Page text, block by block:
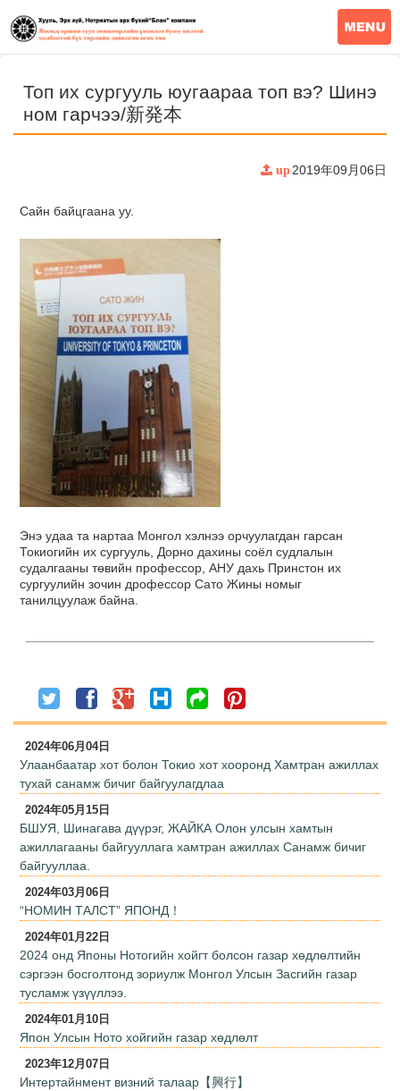
Топ их сургууль юугаараа топ вэ? Шинэ
ном гарчээ/新発本
up 2019年09月06日
Сайн байцгаана уу.
Энэ удаа та нартаа Монгол хэлнээ орчуулагдан гарсан
Токиогийн их сургууль, Дорно дахины соёл судлалын
судалгааны төвийн профессор, АНУ дахь Принстон их
сургуулийн зочин дрофессор Сато Жины номыг
танилцуулаж байна.
2024年06月04日
Улаанбаатар хот болон Токио хот хооронд Хамтран ажиллах
тухай санамж бичиг байгуулагдлаа
2024年05月15日
БШУЯ, Шинагава дүүрэг, ЖАЙКА Олон улсын хамтын
ажиллагааны байгууллага хамтран ажиллах Санамж бичиг
байгууллаа.
2024年03月06日
“НОМИН ТАЛСТ” ЯПОНД！
2024年01月22日
2024 онд Японы Нотогийн хойгт болсон газар хөдлөлтийн
сэргээн босголтонд зориулж Монгол Улсын Засгийн газар
тусламж үзүүллээ.
2024年01月10日
Япон Улсын Ното хойгийн газар хөдлөлт
2023年12月07日
Интертайнмент визний талаар【興行】